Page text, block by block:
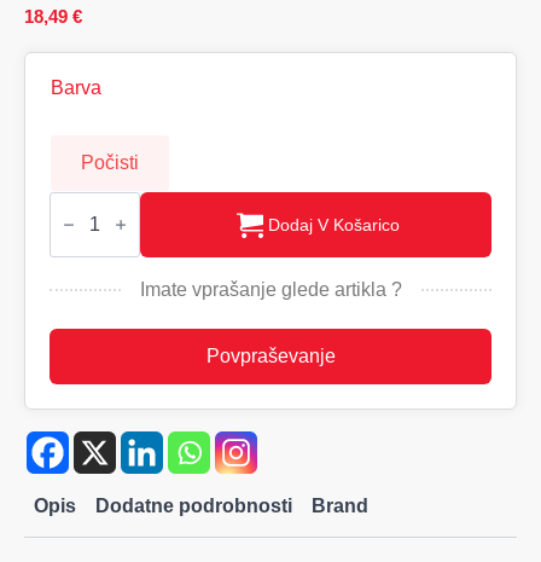
18,49 €
Barva
Počisti
BLANCOS
lahke
38
Dodaj V Košarico
Imate vprašanje glede artikla ?
Povpraševanje
Opis Dodatne podrobnosti Brand